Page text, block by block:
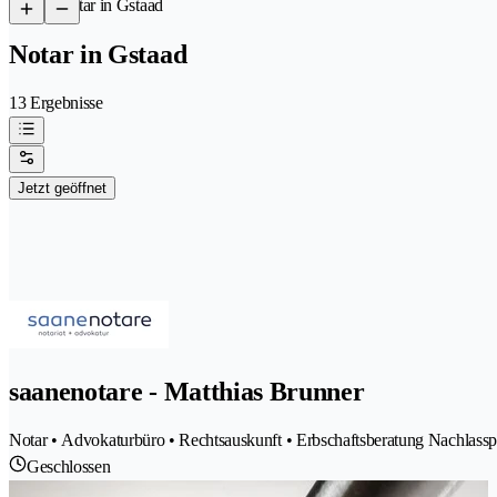
/Notar in Gstaad
Notar in Gstaad
13 Ergebnisse
Jetzt geöffnet
saanenotare - Matthias Brunner
Notar • Advokaturbüro • Rechtsauskunft • Erbschaftsberatung
Geschlossen